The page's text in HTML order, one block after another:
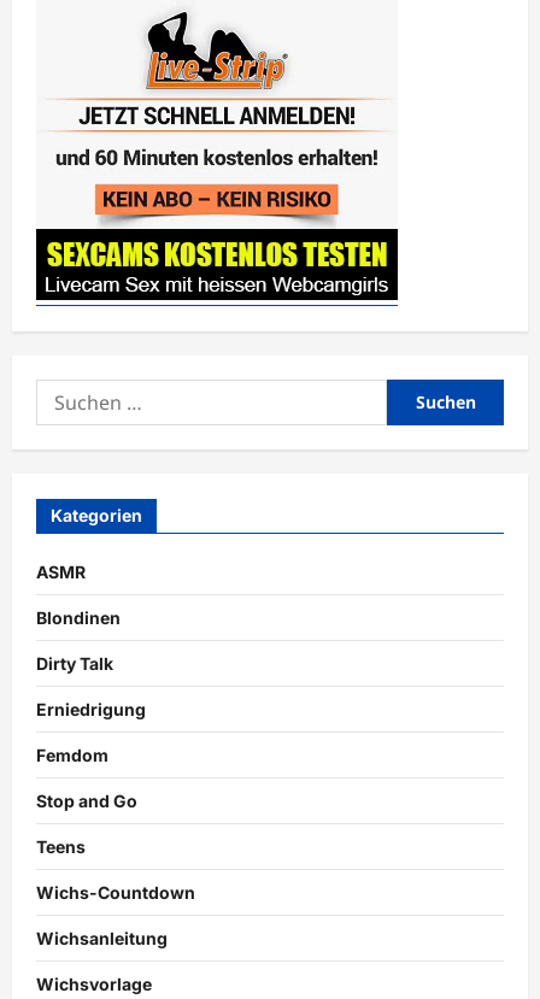
der
Fotze
und
bekommt
Gesichtsbesamung
Suchen
nach:
Kategorien
ASMR
Blondinen
Dirty Talk
Erniedrigung
Femdom
Stop and Go
Teens
Wichs-Countdown
Wichsanleitung
Wichsvorlage